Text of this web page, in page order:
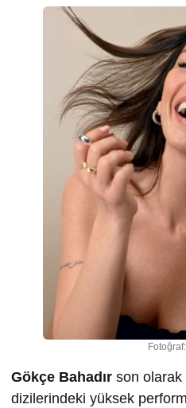
Gökçe Bahadır son olarak
dizilerindeki yüksek